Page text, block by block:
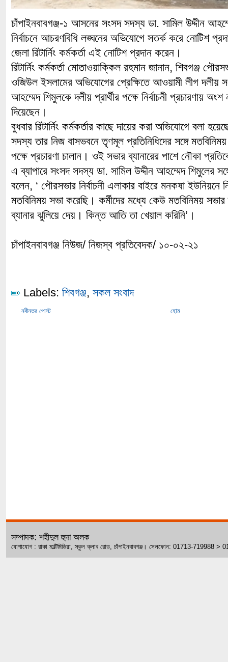
চাঁপাইনবাবগঞ্জ-১ আসনের সংসদ সদস্য ডা. সামিল উদ্দীন
নির্বাচনে আচরণবিধি লঙ্ঘনের অভিযোগে সতর্ক করে নোটিশ
জেলা রিটার্নিং কর্মকর্তা এই নোটিশ প্রদান করেন।
রিটার্নিং কর্মকর্তা মোতাওয়াক্কিল রহমান জানান, শিবগঞ্জ
ওজিউল ইসলামের অভিযোগের প্রেক্ষিতে আওয়ামী লীগ দলীয়
আহম্মেদ শিমুলকে দলীয় প্রার্থীর পক্ষে নির্বাচনী প্রচারণায়
দিয়েছেন।
বুধবার রিটার্নিং কর্মকর্তার কাছে দায়ের করা অভিযোগে বলা
সদস্য তার নিজ বাসভবনে তৃণমূল প্রতিনিধিদের সঙ্গে মতবিনিময়
পক্ষে প্রচারণা চালান। ওই সভার ব্যানারের পাশে নৌকা
এ ব্যাপারে সংসদ সদস্য ডা. সামিল উদ্দীন আহম্মেদ শিমুলের
বলেন, ‘ পৌরসভার নির্বাচনী এলাকার বাইরে মনকষা ইউনিয়নে
মতবিনিময় সভা করেছি। কর্মীদের মধ্যে কেউ মতবিনিময় সভার
ব্যানার ঝুলিয়ে দেয়। কিন্ত আতি তা খেয়াল করিনি’।
চাঁপাইনবাবগঞ্জ নিউজ/ নিজস্ব প্রতিবেদক/ ১০-০২-২১
Labels: শিবগঞ্জ, সকল সংবাদ
নবীনতর পোস্ট হোম
সম্পাদক: শহীদুল হুদা অলক
যোগাযোগ : রাকা মাল্টিমিডিয়া, স্কুল ক্লাব রোড, চাঁপাইনবাবগঞ্জ। সেলফোন: 01713-